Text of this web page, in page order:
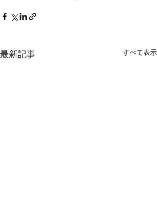
最新記事 すべて表示